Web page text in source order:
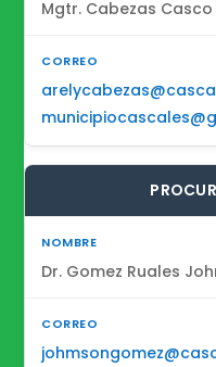
Mgtr. Cabezas
Dr. Gomez Ruales